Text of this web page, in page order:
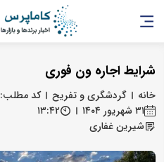
شرایط اجاره ون فوری
خانه گردشگری و تفریح
کد مطلب: ۳۵۶۲۸۶
۳۱ شهریور ۱۴۰۴
۱۳:۴۲
شیرین غفاری